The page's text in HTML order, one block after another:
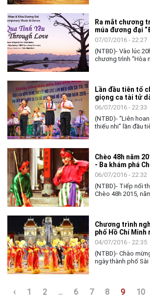
chức lớp tập huấn
hô/hát bài chòi”
​Ra mắt chương
múa đương đại
07/07/2016 - 22:27
(NTBD)- Vào lúc
chương trình “Hòa
giả tại Nhà hát lớn
​Lần đầu tiên tổ
giọng ca tài tử
tại TP. Hồ Chí Minh
06/07/2016 - 22:33
(NTBD)- “Liên hoan các giọng ca tài tử
thiếu nhi” lần đầu
​Chèo 48h năm
- Ba khám phá
Xẩm
06/07/2016 - 22:32
(NTBD)- Tiếp nối
Chèo 48h 2015,
​Chương trình
phố Hồ Chí Minh
04/07/2016 - 22:35
(NTBD)- Chào
ngày thành phố
nghệ thuật đặc
‹ 1 2 ... 6 7 8 9 10